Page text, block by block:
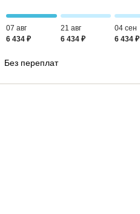
07 авг
6 434 ₽
21 авг
6 434 ₽
04 сен
6 434 ₽
Без переплат